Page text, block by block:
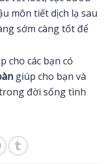
môn tiết dịch lạ sau
sớm càng tốt để
cho các bạn có
giúp cho bạn và
đời sống tình